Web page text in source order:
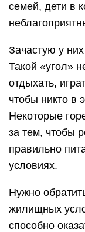
семей, дети в
Зачастую у
Такой «угол»
отдыхать,
чтобы никто в
Некоторые
за тем, чтобы
правильно
условиях.
Нужно
жилищных
способно